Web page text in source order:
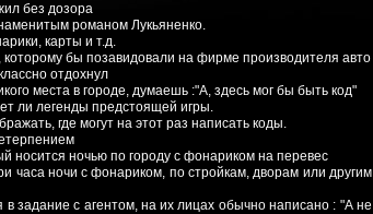
без дозора
романом Лукьяненко.
карты и т.д.
бы позавидовали на фирме производителя авто
отдохнул
места в городе, думаешь :"А, здесь мог бы быть код"
ли легенды предстоящей игры.
где могут на этот раз написать коды.
носится ночью по городу с фонариком на перевес
часа ночи с фонариком, по стройкам, дворам или другим
задание с агентом, на их лицах обычно написано : "А не